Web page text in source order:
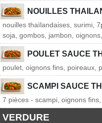
NOUILLES
nouilles thaïlandaises, surimi,
soja, gombos, jambon,
POULET SAUCE
poulet, oignons fins, poireaux,
SCAMPI SAUCE
7 pièces - scampi, oignons
VERDURE